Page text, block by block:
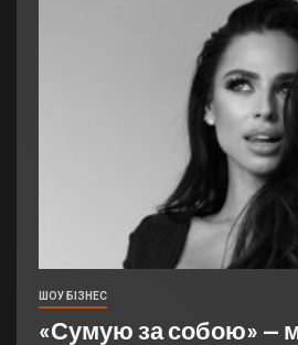
ШОУ БІЗНЕС
«Сумую за собою» —